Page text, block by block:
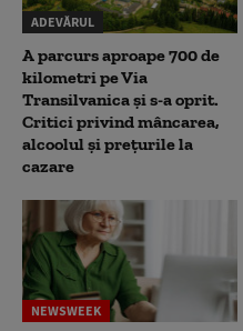
ADEVĂRUL
A parcurs aproape 700 de
kilometri pe Via
Transilvanica și s-a oprit.
Critici privind mâncarea,
alcoolul și prețurile la
cazare
NEWSWEEK